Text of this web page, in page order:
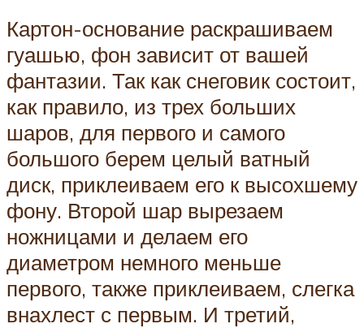
Картон-основание раскрашиваем
гуашью, фон зависит от вашей
фантазии. Так как снеговик состоит,
как правило, из трех больших
шаров, для первого и самого
большого берем целый ватный
диск, приклеиваем его к высохшему
фону. Второй шар вырезаем
ножницами и делаем его
диаметром немного меньше
первого, также приклеиваем, слегка
внахлест с первым. И третий,